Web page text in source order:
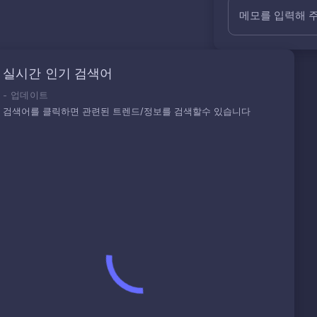
메모를 입력해
실시간 인기 검색어
- 업데이트
검색어를 클릭하면 관련된 트렌드/정보를 검색할수 있습니다